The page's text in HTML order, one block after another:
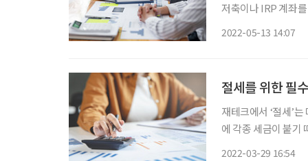
저축이나 IRP 계좌
2022-05-13 14:07
절세를 위한 필
재테크에서 ‘절세’
에 각종 세금이 붙기
2022-03-29 16:54